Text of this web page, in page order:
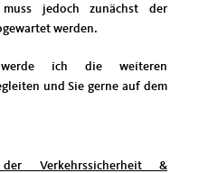
muss jedoch zunächst der
werden.
ich die weiteren
und Sie gerne auf dem
Verkehrssicherheit &